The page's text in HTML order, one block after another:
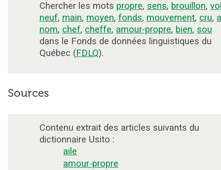
Chercher les mots propre, sens, brouillon,
neuf, main, moyen, fonds, mouvement, cru,
nom, chef, cheffe, amour-propre, bien, sou
dans le Fonds de données linguistiques du
Québec (FDLQ).
Sources
Contenu extrait des articles suivants du
dictionnaire Usito :
aile
amour-propre